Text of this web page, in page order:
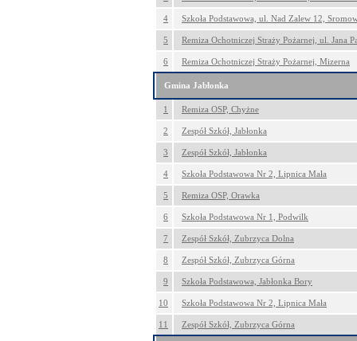
4 Szkoła Podstawowa, ul. Nad Zalew 12,
5 Remiza Ochotniczej Straży Pożarnej, ul. Jana
6 Remiza Ochotniczej Straży Pożarnej, Mizerna
Gmina Jabłonka
1 Remiza OSP, Chyżne
2 Zespół Szkół, Jabłonka
3 Zespół Szkół, Jabłonka
4 Szkoła Podstawowa Nr 2, Lipnica Mała
5 Remiza OSP, Orawka
6 Szkoła Podstawowa Nr 1, Podwilk
7 Zespół Szkół, Zubrzyca Dolna
8 Zespół Szkół, Zubrzyca Górna
9 Szkoła Podstawowa, Jabłonka Bory
10 Szkoła Podstawowa Nr 2, Lipnica Mała
11 Zespół Szkół, Zubrzyca Górna